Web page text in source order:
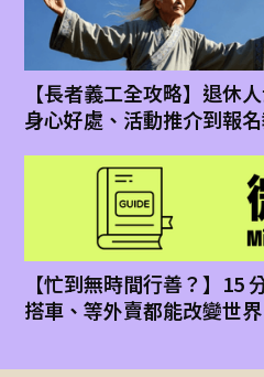
【長者義工全攻略】退休
身心好處、活動推介到報
【忙到無時間行善？】15
搭車、等外賣都能改變世界